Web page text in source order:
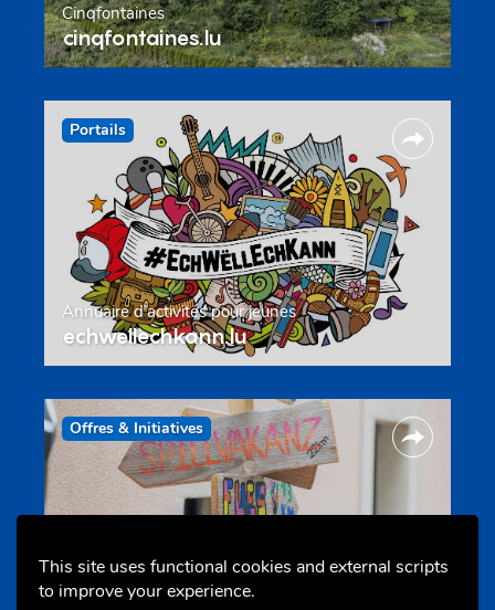
This site uses functional cookies and external scripts
to improve your experience.
Cinqfontaines
cinqfontaines.lu
Portails
Annuaire d’activités pour jeunes
echwellechkann.lu
Offres & Initiatives